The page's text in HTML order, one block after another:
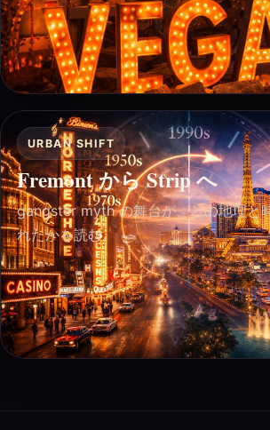
URBAN SHIFT
Fremont から Strip へ
gangster myth の舞台が、どの地理と
れたかを読む。